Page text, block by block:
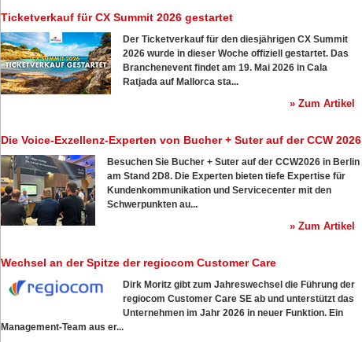
Ticketverkauf für CX Summit 2026 gestartet
Der Ticketverkauf für den diesjährigen CX Summit
2026 wurde in dieser Woche offiziell gestartet. Das
Branchenevent findet am 19. Mai 2026 in Cala
Ratjada auf Mallorca sta...
» Zum Artikel
Die Voice-Exzellenz-Experten von Bucher + Suter auf der CCW 2026
Besuchen Sie Bucher + Suter auf der CCW2026 in Berlin
am Stand 2D8. Die Experten bieten tiefe Expertise für
Kundenkommunikation und Servicecenter mit den
Schwerpunkten au...
» Zum Artikel
Wechsel an der Spitze der regiocom Customer Care
Dirk Moritz gibt zum Jahreswechsel die Führung der
regiocom Customer Care SE ab und unterstützt das
Unternehmen im Jahr 2026 in neuer Funktion. Ein
Management-Team aus er...